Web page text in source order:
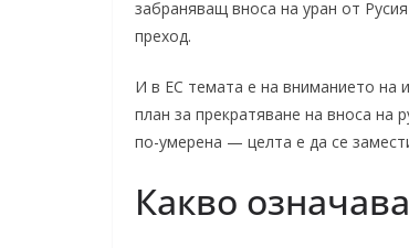
забраняващ вноса на уран от
преход.
И в ЕС темата е на вниманието на
план за прекратяване на вноса на
по-умерена — целта е да се
Какво